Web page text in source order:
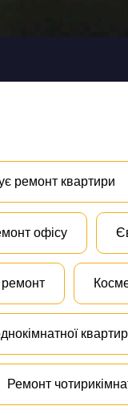
ремонт квартири
офісу
ремонт
Ремонт